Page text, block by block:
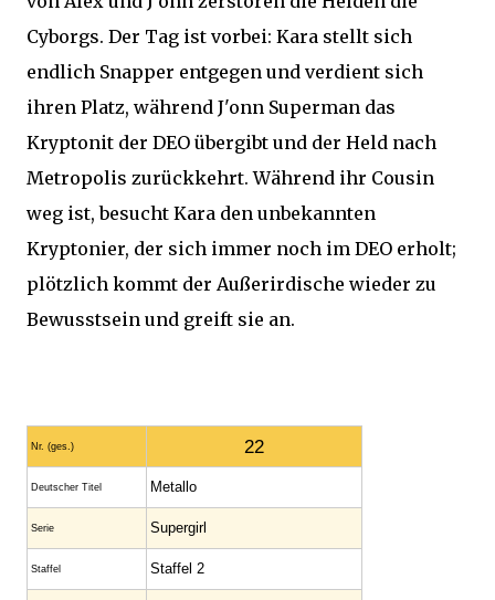
Cyborgs. Der Tag ist vorbei: Kara stellt sich
endlich Snapper entgegen und verdient sich
ihren Platz, während J'onn Superman das
Kryptonit der DEO übergibt und der Held nach
Metropolis zurückkehrt. Während ihr Cousin
weg ist, besucht Kara den unbekannten
Kryptonier, der sich immer noch im DEO erholt;
plötzlich kommt der Außerirdische wieder zu
Bewusstsein und greift sie an.
Nr. (ges.) 22
Deutscher Titel Metallo
Serie Supergirl
Staffel Staffel 2